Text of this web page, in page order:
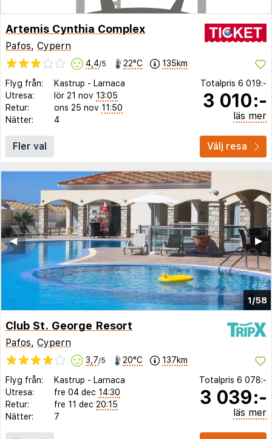
Artemis Cynthia Complex
Pafos, Cypern
4,4/5 22°C 135km
Flyg från: Kastrup - Larnaca
Utresa:
lör 21 nov 13:05
Retur:
ons 25 nov 11:50
Nätter:
4
Totalpris 6 019:-
3 010:-
läs mer
Fler val Välj resa
1/58
▶︎
◀︎
Club St. George Resort
Pafos, Cypern
3,7/5 20°C 137km
Flyg från: Kastrup - Larnaca
Utresa:
fre 04 dec 14:30
Retur:
fre 11 dec 20:15
Nätter:
7
Totalpris 6 078:-
3 039:-
läs mer